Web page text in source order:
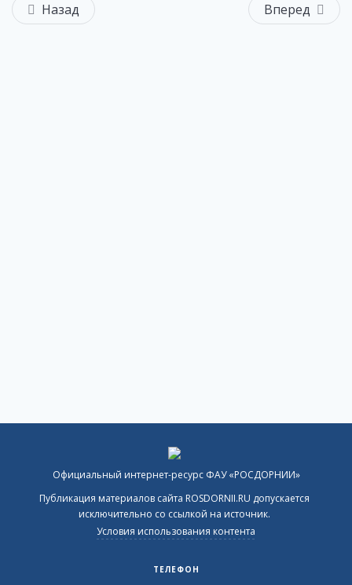
Назад Вперед
Официальный интернет-ресурс ФАУ «РОСДОРНИИ»
Публикация материалов сайта ROSDORNII.RU допускается
исключительно со ссылкой на источник.
Условия использования контента
ТЕЛЕФОН